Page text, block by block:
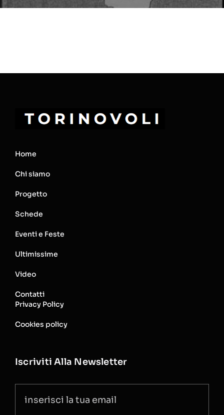
Home
Chi siamo
Progetto
Schede
Eventi e Feste
Ultimissime
Video
Contatti
Privacy Policy
Cookies policy
Iscriviti Alla Newsletter